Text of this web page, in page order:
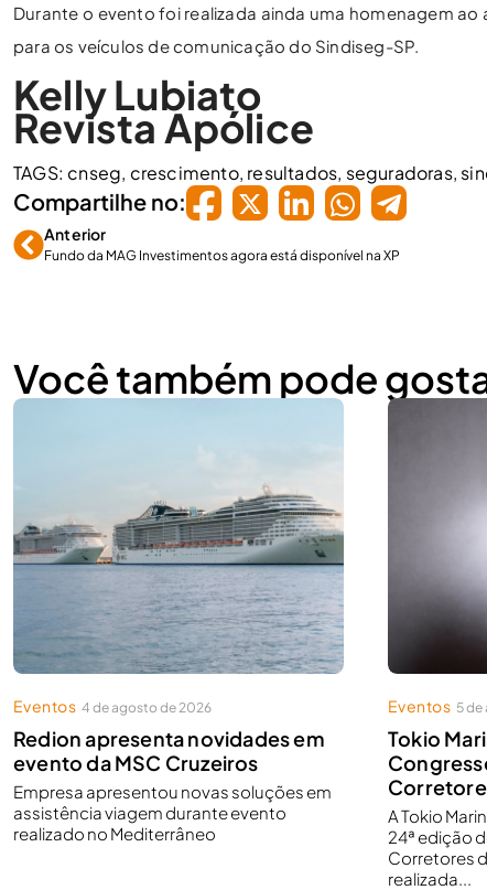
Durante o evento foi realizada ainda uma homenagem
para os veículos de comunicação do Sindiseg-SP.
Kelly Lubiato
Revista Apólice
TAGS: cnseg, crescimento, resultados, seguradoras,
Compartilhe no:
Anterior
Fundo da MAG Investimentos agora está disponível na XP
Você também pode
Eventos 4 de agosto de 2026
Redion apresenta novidades em
evento da MSC Cruzeiros
Empresa apresentou novas soluções em
assistência viagem durante evento
realizado no Mediterrâneo
Eventos 5
Tokio
A Tokio
24ª edição
Corretores
realizada...